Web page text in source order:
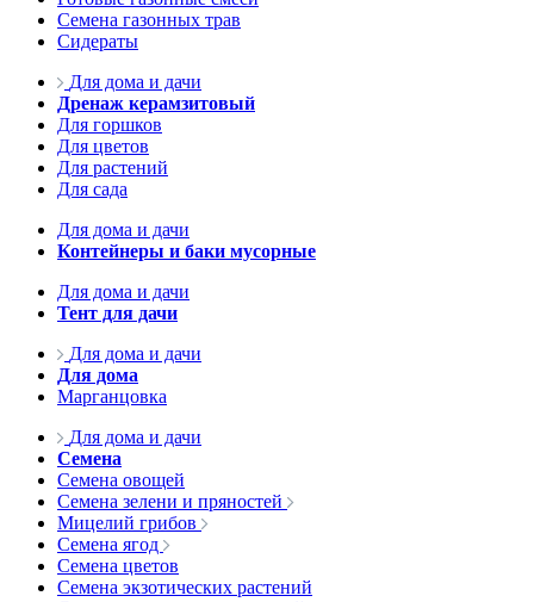
Семена газонных трав
Сидераты
Для дома и дачи
Дренаж керамзитовый
Для горшков
Для цветов
Для растений
Для сада
Для дома и дачи
Контейнеры и баки мусорные
Для дома и дачи
Тент для дачи
Для дома и дачи
Для дома
Марганцовка
Для дома и дачи
Семена
Семена овощей
Семена зелени и пряностей
Мицелий грибов
Семена ягод
Семена цветов
Семена экзотических растений